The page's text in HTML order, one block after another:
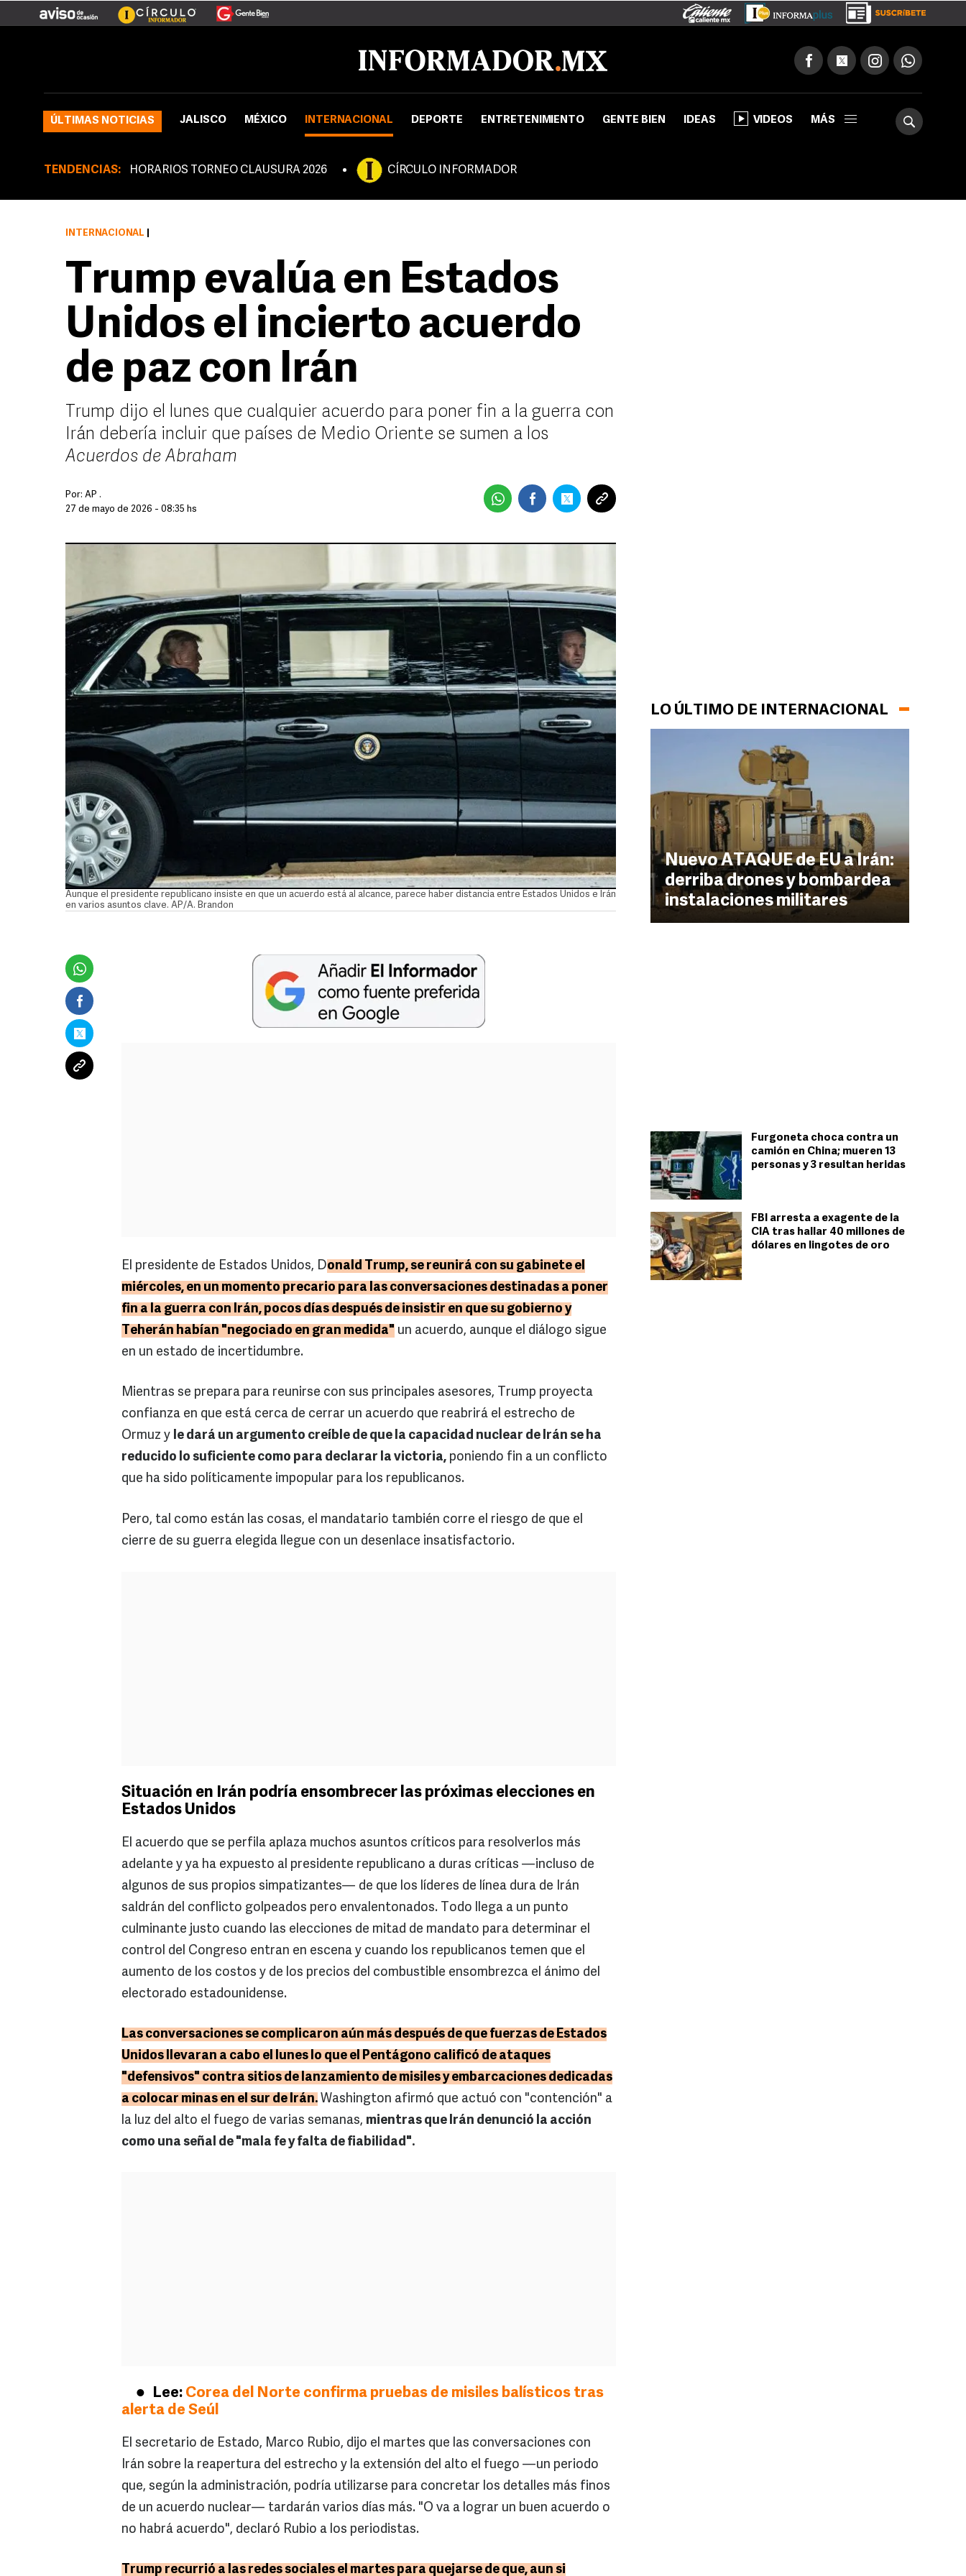
ÚLTIMAS NOTICIAS JALISCO MÉXICO INTERNACIONAL DEPORTE ENTRETENIMIENTO GENTE BIEN IDEAS VIDEOS MÁS
TENDENCIAS: HORARIOS TORNEO CLAUSURA 2026 CÍRCULO INFORMADOR
LO ÚLTIMO DE INTERNACIONAL
Nuevo ATAQUE de EU a Irán:
derriba drones y bombardea
instalaciones militares
Furgoneta choca contra un
camión en China; mueren 13
personas y 3 resultan heridas
FBI arresta a exagente de la
CIA tras hallar 40 millones de
dólares en lingotes de oro
INTERNACIONAL
Trump evalúa en Estados
Unidos el incierto acuerdo
de paz con Irán
Trump dijo el lunes que cualquier acuerdo para poner fin a la guerra con
Irán debería incluir que países de Medio Oriente se sumen a los
Acuerdos de Abraham
Por: AP .
27 de mayo de 2026 - 08:35 hs
Aunque el presidente republicano insiste en que un acuerdo está al alcance, parece haber distancia entre Estados Unidos e Irán
en varios asuntos clave. AP/A. Brandon
El presidente de Estados Unidos, Donald Trump, se reunirá con su gabinete el
miércoles, en un momento precario para las conversaciones destinadas a poner
fin a la guerra con Irán, pocos días después de insistir en que su gobierno y
Teherán habían "negociado en gran medida" un acuerdo, aunque el diálogo sigue
en un estado de incertidumbre.
Mientras se prepara para reunirse con sus principales asesores, Trump proyecta
confianza en que está cerca de cerrar un acuerdo que reabrirá el estrecho de
Ormuz y le dará un argumento creíble de que la capacidad nuclear de Irán se ha
reducido lo suficiente como para declarar la victoria, poniendo fin a un conflicto
que ha sido políticamente impopular para los republicanos.
Pero, tal como están las cosas, el mandatario también corre el riesgo de que el
cierre de su guerra elegida llegue con un desenlace insatisfactorio.
Situación en Irán podría ensombrecer las próximas elecciones en
Estados Unidos
El acuerdo que se perfila aplaza muchos asuntos críticos para resolverlos más
adelante y ya ha expuesto al presidente republicano a duras críticas —incluso de
algunos de sus propios simpatizantes— de que los líderes de línea dura de Irán
saldrán del conflicto golpeados pero envalentonados. Todo llega a un punto
culminante justo cuando las elecciones de mitad de mandato para determinar el
control del Congreso entran en escena y cuando los republicanos temen que el
aumento de los costos y de los precios del combustible ensombrezca el ánimo del
electorado estadounidense.
Las conversaciones se complicaron aún más después de que fuerzas de Estados
Unidos llevaran a cabo el lunes lo que el Pentágono calificó de ataques
"defensivos" contra sitios de lanzamiento de misiles y embarcaciones dedicadas
a colocar minas en el sur de Irán. Washington afirmó que actuó con "contención" a
la luz del alto el fuego de varias semanas, mientras que Irán denunció la acción
como una señal de "mala fe y falta de fiabilidad".
Lee: Corea del Norte confirma pruebas de misiles balísticos tras
alerta de Seúl
El secretario de Estado, Marco Rubio, dijo el martes que las conversaciones con
Irán sobre la reapertura del estrecho y la extensión del alto el fuego —un periodo
que, según la administración, podría utilizarse para concretar los detalles más finos
de un acuerdo nuclear— tardarán varios días más. "O va a lograr un buen acuerdo o
no habrá acuerdo", declaró Rubio a los periodistas.
Trump recurrió a las redes sociales el martes para quejarse de que, aun si